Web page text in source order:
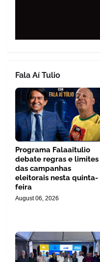
Fala Aí Tulio
Programa Falaaitulio
debate regras e limites
das campanhas
eleitorais nesta quinta-
feira
August 06, 2026